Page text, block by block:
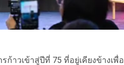
าวเข้าสู่ปีที่ 75 ที่อยู่เคียงข้างเพื่อ